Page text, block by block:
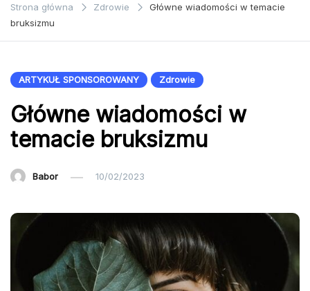
Strona główna Zdrowie
Główne wiadomości w temacie
bruksizmu
ARTYKUŁ SPONSOROWANY Zdrowie
Główne wiadomości w
temacie bruksizmu
Babor 10/02/2023